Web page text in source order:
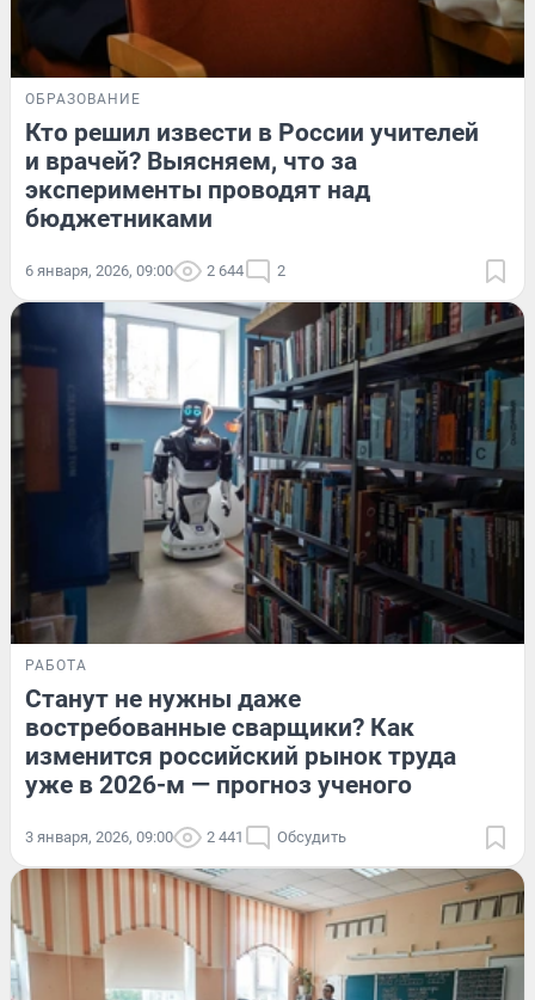
ОБРАЗОВАНИЕ
Кто решил извести в России учителей
и врачей? Выясняем, что за
эксперименты проводят над
бюджетниками
6 января, 2026, 09:00 2 644 2
РАБОТА
Станут не нужны даже
востребованные сварщики? Как
изменится российский рынок труда
уже в 2026-м — прогноз ученого
3 января, 2026, 09:00 2 441 Обсудить